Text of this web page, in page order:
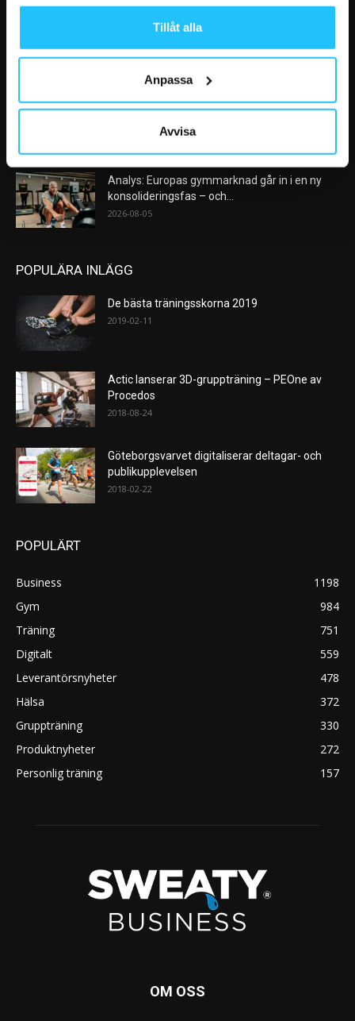
Tillåt alla
Anpassa
Avvisa
Nike satsar på hybridträning när Hyrox formar
2026-08-07
AI kommer aldrig kunna ersätta en frukost
Analys: Europas gymmarknad går in i en ny
konsolideringsfas – och...
2026-08-05
POPULÄRA INLÄGG
De bästa träningsskorna 2019
2019-02-11
Actic lanserar 3D-gruppträning – PEOne av
Procedos
2018-08-24
Göteborgsvarvet digitaliserar deltagar- och
publikupplevelsen
2018-02-22
POPULÄRT
Business
1198
Gym
984
Träning
751
Digitalt
559
Leverantörsnyheter
478
Hälsa
372
Gruppträning
330
Produktnyheter
272
Personlig träning
157
OM OSS